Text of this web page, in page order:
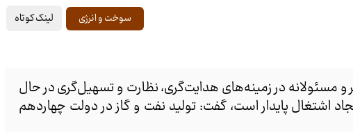
سوخت و انرژی لینک کوتاه
و مسئولانه در زمینه‌های هدایت‌گری، نظارت و تسهیل‌گری در حال
اشتغال پایدار است، گفت: تولید نفت و گاز در دولت چهاردهم